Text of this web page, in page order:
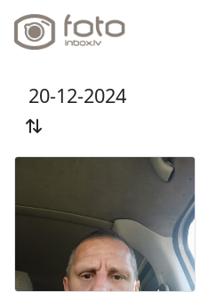
20-12-2024